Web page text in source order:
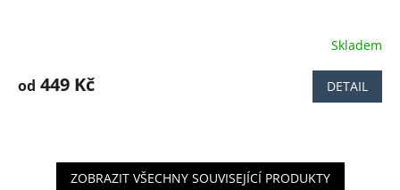
produktu
hvězdiček.
Skladem
od 449 Kč DETAIL
ZOBRAZIT VŠECHNY SOUVISEJÍCÍ PRODUKTY